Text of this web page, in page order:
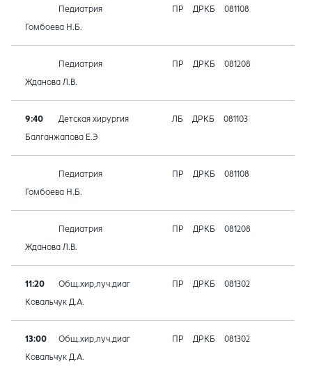
Педиатрия ПР ДРКБ 081108
Гомбоева Н.Б.
Педиатрия ПР ДРКБ 081208
Жданова Л.В.
9:40 Детская хирургия ЛБ ДРКБ 081103
Балганжапова Е.Э
Педиатрия ПР ДРКБ 081108
Гомбоева Н.Б.
Педиатрия ПР ДРКБ 081208
Жданова Л.В.
11:20 Общ.хир,луч.диаг ПР ДРКБ 081302
Ковальчук Д.А.
13:00 Общ.хир,луч.диаг ПР ДРКБ 081302
Ковальчук Д.А.